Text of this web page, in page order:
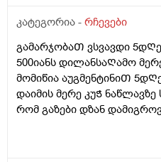
კატეგორია - რჩევები
გამარჯობაᲗ ვსვავდი
500იანს დილანსაᲦამო
მომიწია აუგმენტინიᲗ
დაიმის მერე კუᲭ
რომ გაზები დზან
მოვლიᲗი ტკივილი პლუს